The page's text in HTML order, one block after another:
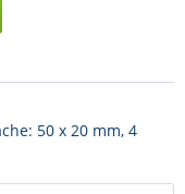
50 x 20 mm, 4